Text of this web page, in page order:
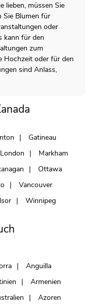
lieben, müssen Sie
Sie Blumen für
oder
kann für den
zum
Hochzeit oder für den
sind Anlass,
Gatineau
London
Markham
Ottawa
Vancouver
Winnipeg
Anguilla
Armenien
Azoren